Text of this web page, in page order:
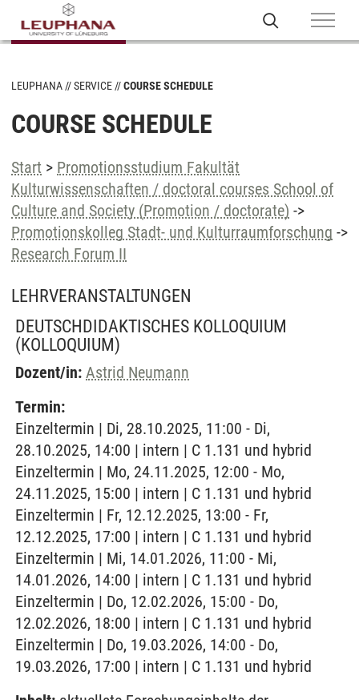
LEUPHANA SERVICE COURSE SCHEDULE
COURSE SCHEDULE
Start > Promotionsstudium Fakultät
Kulturwissenschaften / doctoral courses School of
Culture and Society (Promotion / doctorate) ->
Promotionskolleg Stadt- und Kulturraumforschung ->
Research Forum II
LEHRVERANSTALTUNGEN
DEUTSCHDIDAKTISCHES KOLLOQUIUM
(KOLLOQUIUM)
Dozent/in: Astrid Neumann
Termin:
Einzeltermin | Di, 28.10.2025, 11:00 - Di,
28.10.2025, 14:00 | intern | C 1.131 und hybrid
Einzeltermin | Mo, 24.11.2025, 12:00 - Mo,
24.11.2025, 15:00 | intern | C 1.131 und hybrid
Einzeltermin | Fr, 12.12.2025, 13:00 - Fr,
12.12.2025, 17:00 | intern | C 1.131 und hybrid
Einzeltermin | Mi, 14.01.2026, 11:00 - Mi,
14.01.2026, 14:00 | intern | C 1.131 und hybrid
Einzeltermin | Do, 12.02.2026, 15:00 - Do,
12.02.2026, 18:00 | intern | C 1.131 und hybrid
Einzeltermin | Do, 19.03.2026, 14:00 - Do,
19.03.2026, 17:00 | intern | C 1.131 und hybrid